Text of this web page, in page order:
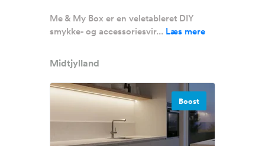
Me & My Box er en veletableret DIY
smykke- og accessoriesvir... Læs mere
Midtjylland
Boost